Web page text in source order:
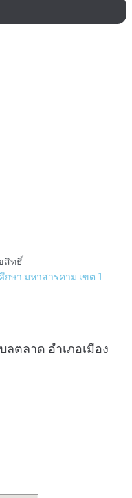
สิทธิ์
ษา มหาสารคาม เขต 1
ตลาด อำเภอเมือง